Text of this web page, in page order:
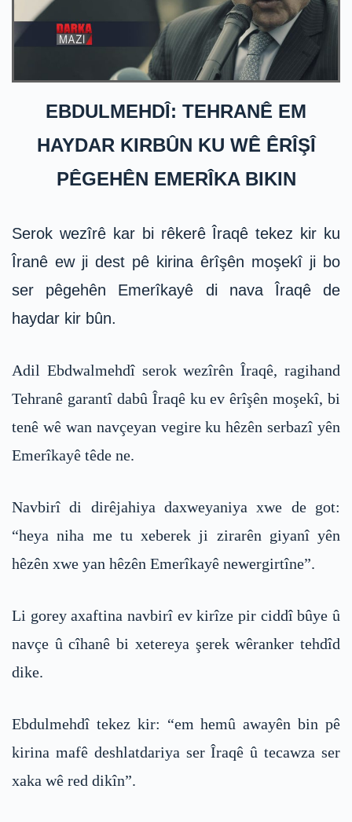
EBDULMEHDÎ: TEHRANÊ EM
HAYDAR KIRBÛN KU WÊ ÊRÎŞÎ
PÊGEHÊN EMERÎKA BIKIN
Serok wezîrê kar bi rêkerê Îraqê tekez kir ku
Îranê ew ji dest pê kirina êrîşên moşekî ji bo
ser pêgehên Emerîkayê di nava Îraqê de
haydar kir bûn.
Adil Ebdwalmehdî serok wezîrên Îraqê, ragihand
Tehranê garantî dabû Îraqê ku ev êrîşên moşekî, bi
tenê wê wan navçeyan vegire ku hêzên serbazî yên
Emerîkayê têde ne.
Navbirî di dirêjahiya daxweyaniya xwe de got:
“heya niha me tu xeberek ji zirarên giyanî yên
hêzên xwe yan hêzên Emerîkayê newergirtîne”.
Li gorey axaftina navbirî ev kirîze pir ciddî bûye û
navçe û cîhanê bi xetereya şerek wêranker tehdîd
dike.
Ebdulmehdî tekez kir: “em hemû awayên bin pê
kirina mafê deshlatdariya ser Îraqê û tecawza ser
xaka wê red dikîn”.